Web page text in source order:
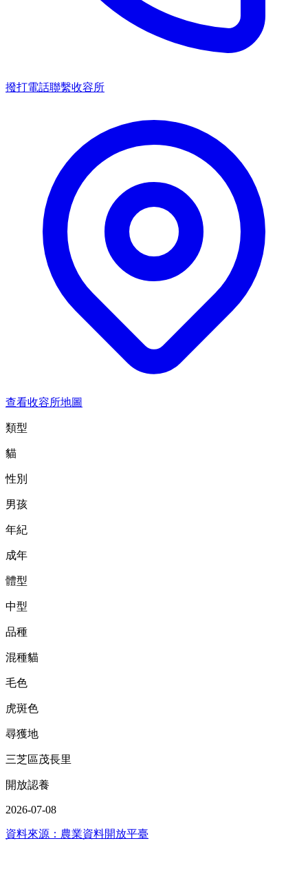
撥打電話聯繫收容所
查看收容所地圖
類型
貓
性別
男孩
年紀
成年
體型
中型
品種
混種貓
毛色
虎斑色
尋獲地
三芝區茂長里
開放認養
2026-07-08
資料來源：農業資料開放平臺